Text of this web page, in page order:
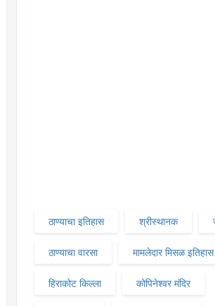
ठाण्याचा इतिहास श्रीस्थानक
ठाण्याचा वारसा मामलेदार मिसळ इतिहास
हिराकोट किल्ला कोपिनेश्वर मंदिर